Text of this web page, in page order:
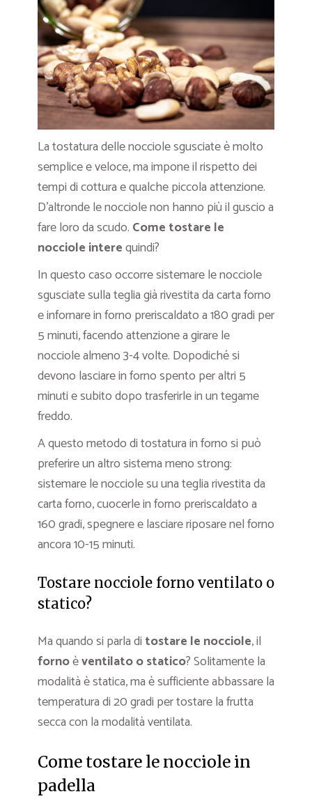
La tostatura delle nocciole sgusciate è molto
semplice e veloce, ma impone il rispetto dei
tempi di cottura e qualche piccola attenzione.
D’altronde le nocciole non hanno più il guscio a
fare loro da scudo. Come tostare le
nocciole interequindi?
In questo caso occorre sistemare le nocciole
sgusciate sulla teglia già rivestita da carta forno
e infornare in forno preriscaldato a 180 gradi per
5 minuti, facendo attenzione a girare le
nocciole almeno 3-4 volte. Dopodiché si
devono lasciare in forno spento per altri 5
minuti e subito dopo trasferirle in un tegame
freddo.
A questo metodo di tostatura in forno si può
preferire un altro sistema meno strong:
sistemare le nocciole su una teglia rivestita da
carta forno, cuocerle in forno preriscaldato a
160 gradi, spegnere e lasciare riposare nel forno
ancora 10-15 minuti.
Tostare nocciole forno ventilato o
statico?
Ma quando si parla di tostare le nocciole, il
fornoèventilato o statico? Solitamente la
modalità è statica, ma è sufficiente abbassare la
temperatura di 20 gradi per tostare la frutta
secca con la modalità ventilata.
Come tostare le nocciole in
padella